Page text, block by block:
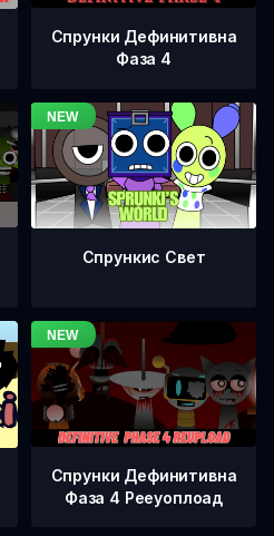
Спрунки Дефинитивна
Фаза 4
Спрункис Свет
Спрунки Дефинитивна
Фаза 4 Рееуоплоад